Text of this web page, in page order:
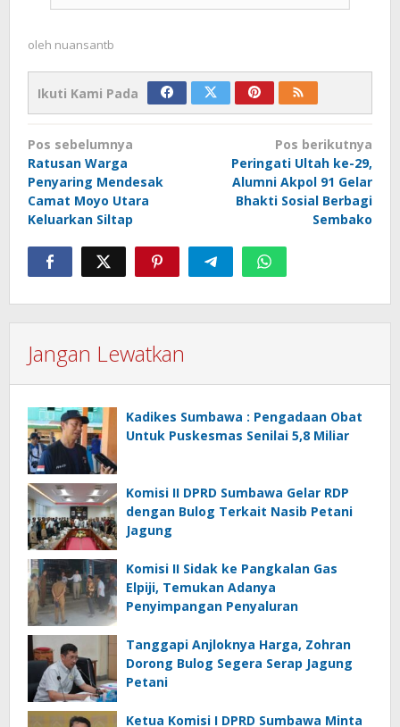
oleh nuansantb
Ikuti Kami Pada
Navigasi
pos
Pos sebelumnya
Ratusan Warga
Penyaring Mendesak
Camat Moyo Utara
Keluarkan Siltap
Pos berikutnya
Peringati Ultah ke-29,
Alumni Akpol 91 Gelar
Bhakti Sosial Berbagi
Sembako
Jangan Lewatkan
Kadikes Sumbawa : Pengadaan Obat
Untuk Puskesmas Senilai 5,8 Miliar
Komisi II DPRD Sumbawa Gelar RDP
dengan Bulog Terkait Nasib Petani
Jagung
Komisi II Sidak ke Pangkalan Gas
Elpiji, Temukan Adanya
Penyimpangan Penyaluran
Tanggapi Anjloknya Harga, Zohran
Dorong Bulog Segera Serap Jagung
Petani
Ketua Komisi I DPRD Sumbawa Minta